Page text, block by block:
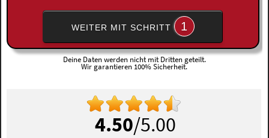
WEITER MIT SCHRITT 1
Deine Daten werden nicht mit Dritten geteilt.
Wir garantieren 100% Sicherheit.
4.50/5.00